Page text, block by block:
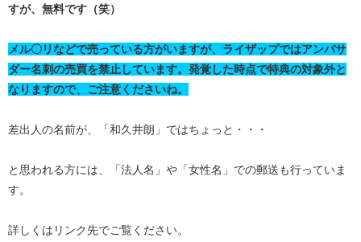
すが、無料です（笑）
メル〇リなどで売っている方がいますが、ライザップではアンバサ
ダー名刺の売買を禁止しています。発覚した時点で特典の対象外と
なりますので、ご注意くださいね。
差出人の名前が、「和久井朗」ではちょっと・・・
と思われる方には、「法人名」や「女性名」での郵送も行っていま
す。
詳しくはリンク先でご覧ください。